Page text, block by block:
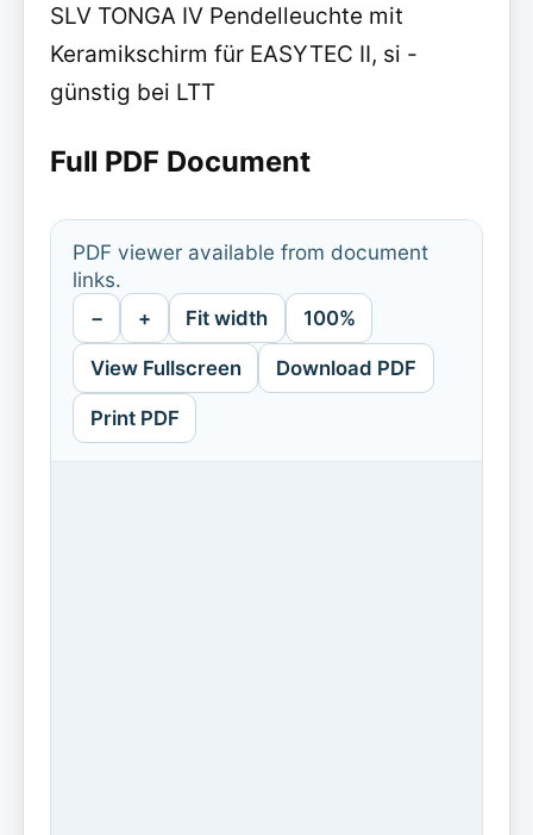
SLV TONGA IV Pendelleuchte mit
Keramikschirm für EASYTEC II, si -
günstig bei LTT
Full PDF Document
PDF viewer available from document
links.
− + Fit width 100%
View Fullscreen Download PDF
Print PDF